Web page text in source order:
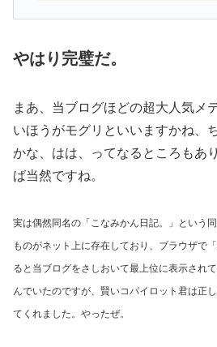
やはり完璧だ。
まあ、当ブログほどの超大人気メ
いほうがモグリといいますかね、
かな、はは、ってなるところもあ
ば当然ですね。
実は偶然同名の「こなみかん日記。」という
ものがネット上に存在しており、ブラウザで
ると当ブログをさしおいて最上位に表示され
んでいたのですが、賢いコパイロット君は正
てくれました。やったぜ。